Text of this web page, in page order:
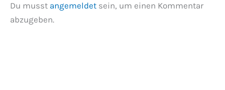
Du musst angemeldet sein, um einen Kommentar
abzugeben.